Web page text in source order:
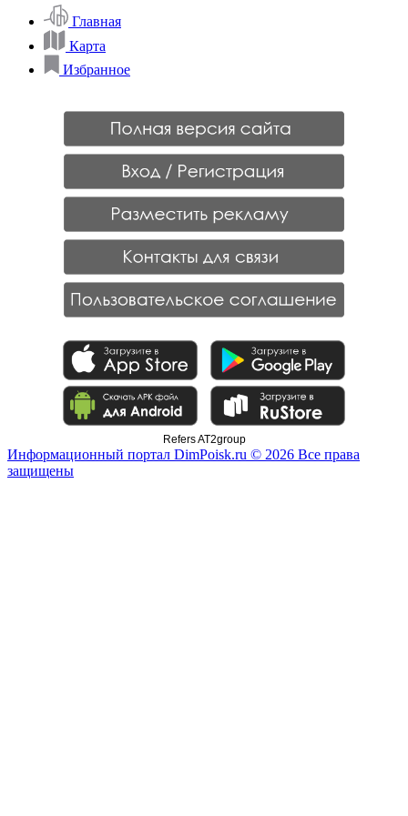
Главная
Карта
Избранное
Refers AT2group
Информационный портал DimPoisk.ru © 2026 Все права
защищены